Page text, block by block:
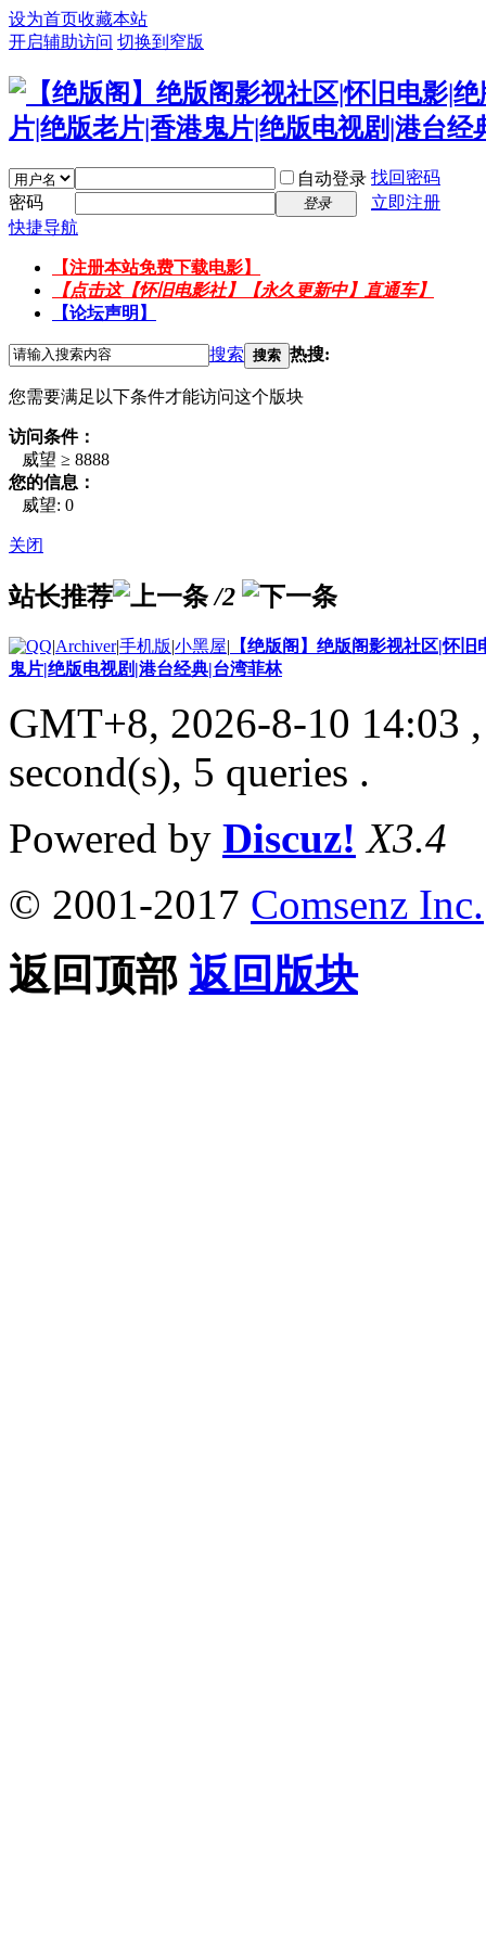
设为首页收藏本站
开启辅助访问 切换到窄版
自动登录 找回密码
密码
登录
立即注册
快捷导航
【注册本站免费下载电影】
【点击这【怀旧电影社】【永久更新中】直通车】
【论坛声明】
搜索 搜索 热搜:
您需要满足以下条件才能访问这个版块
访问条件：
威望 ≥ 8888
您的信息：
威望: 0
关闭
站长推荐 /2
|Archiver|手机版|小黑屋| 【绝版阁】绝版阁影视社区|怀
鬼片|绝版电视剧|港台经典|台湾菲林
GMT+8, 2026-8-10 14:03
second(s), 5 queries .
Powered by Discuz! X3.4
© 2001-2017 Comsenz Inc.
返回顶部 返回版块